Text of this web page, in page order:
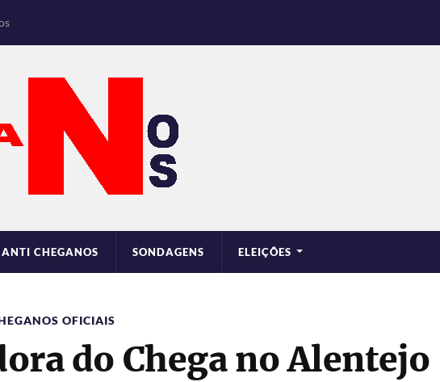
ANTI CHEGANOS SONDAGENS ELEIÇÕES
OFICIAIS
do Chega no Alentejo